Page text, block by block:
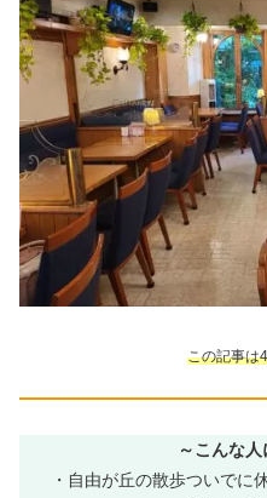
この記事は
～こんな
・自由が丘の散歩ついでに